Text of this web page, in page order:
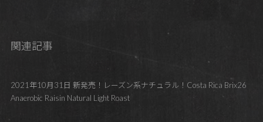
関連記事
2021年10月31日 新発売！レーズン系ナチュラル！Costa Rica Brix26
Anaerobic Raisin Natural Light Roast